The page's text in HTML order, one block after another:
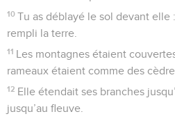
10 Tu as déblayé le sol devant elle
rempli la terre.
11 Les montagnes étaient
rameaux étaient comme des
12 Elle étendait ses branches
jusqu’au fleuve.